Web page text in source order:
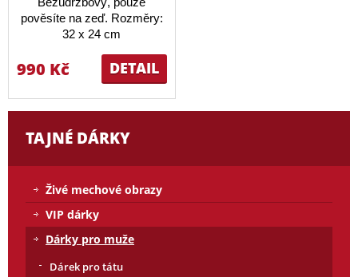
pověsíte na zeď. Rozměry:
32 x 24 cm
DETAIL
990 Kč
TAJNÉ DÁRKY
Živé mechové obrazy
VIP dárky
Dárky pro muže
Dárek pro tátu